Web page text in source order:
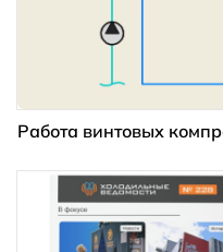
Работа винтовых